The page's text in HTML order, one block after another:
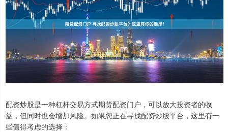
配资炒股是一种杠杆交易方式期货配资门户，可以放大投资者的收
益，但同时也会增加风险。如果您正在寻找配资炒股平台，这里有一
些值得考虑的选择：